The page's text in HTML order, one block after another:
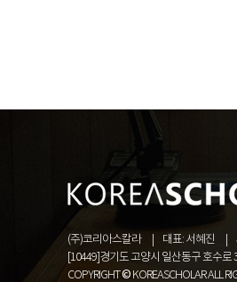
(주)코리아스칼라 대표: 서혜진
[10449]경기도 고양시 일산동구 호수
COPYRIGHT © KOREASCHOLAR ALL